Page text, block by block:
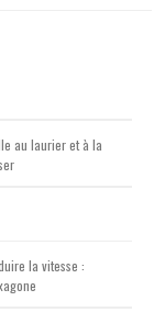
au laurier et à la
la vitesse :